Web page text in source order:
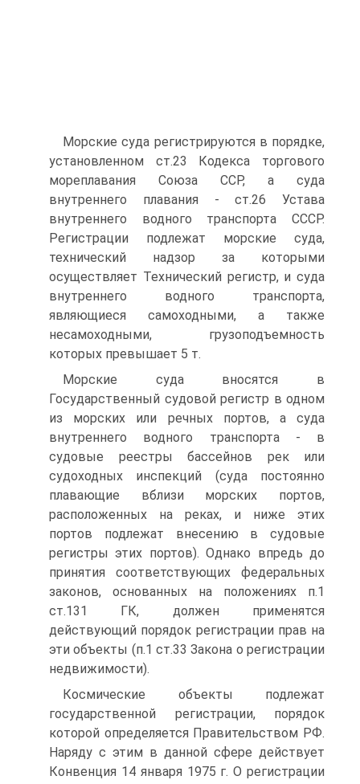
Морские суда регистрируются в порядке,
установленном ст.23 Кодекса торгового
мореплавания Союза ССР, а суда
внутреннего плавания - ст.26 Устава
внутреннего водного транспорта СССР.
Регистрации подлежат морские суда,
технический надзор за которыми
осуществляет Технический регистр, и суда
внутреннего водного транспорта,
являющиеся самоходными, а также
несамоходными, грузоподъемность
которых превышает 5 т.
Морские суда вносятся в
Государственный судовой регистр в одном
из морских или речных портов, а суда
внутреннего водного транспорта - в
судовые реестры бассейнов рек или
судоходных инспекций (суда постоянно
плавающие вблизи морских портов,
расположенных на реках, и ниже этих
портов подлежат внесению в судовые
регистры этих портов). Однако впредь до
принятия соответствующих федеральных
законов, основанных на положениях п.1
ст.131 ГК, должен применятся
действующий порядок регистрации прав на
эти объекты (п.1 ст.33 Закона о регистрации
недвижимости).
Космические объекты подлежат
государственной регистрации, порядок
которой определяется Правительством РФ.
Наряду с этим в данной сфере действует
Конвенция 14 января 1975 г. О регистрации